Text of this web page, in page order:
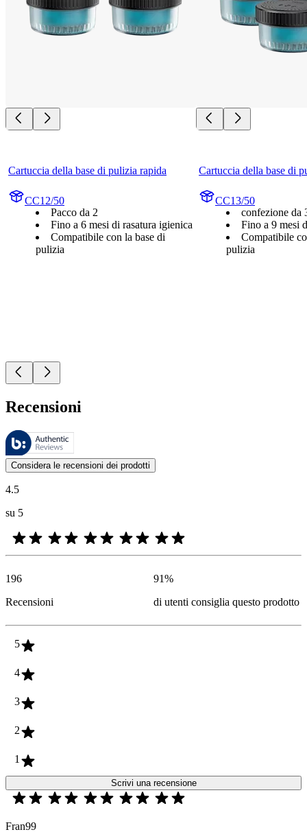
Cartuccia della base di pulizia rapida
CC12/50
Pacco da 2
Fino a 6 mesi di rasatura igienica
Compatibile con la base di
pulizia
Cartuccia della base di
CC13/50
confezione da
Fino a 9 mesi
Compatibile
pulizia
Recensioni
Queste recensioni sono gestite da Bazaarvoice e sono conformi
Le valutazioni dei prodotti e le classificazioni in stelle da parte degli
Considera le recensioni dei prodotti
4.5
su 5
196
Recensioni
91%
di utenti consiglia questo prodotto
5
4
3
2
1
Scrivi una recensione
Fran99